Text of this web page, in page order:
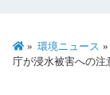
環境ニュース
庁が浸水被害への注